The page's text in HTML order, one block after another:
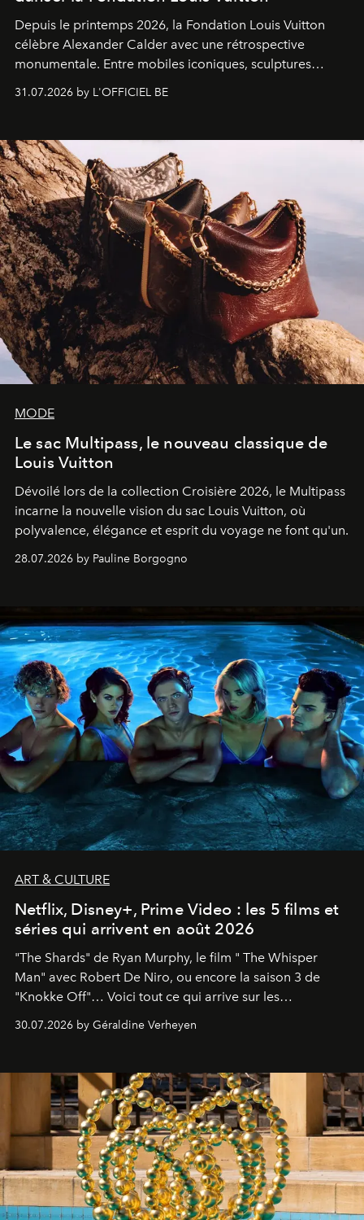
Depuis le printemps 2026, la Fondation Louis Vuitton
célèbre Alexander Calder avec une rétrospective
monumentale. Entre mobiles iconiques, sculptures
américain investit les espaces imaginés par Frank Gehry
sculpture.
31.07.2026 by L'OFFICIEL BE
MODE
Le sac Multipass, le nouveau classique de
Louis Vuitton
Dévoilé lors de la collection Croisière 2026, le Multipass
incarne la nouvelle vision du sac Louis Vuitton, où
polyvalence, élégance et esprit du voyage ne font qu'un.
28.07.2026 by Pauline Borgogno
ART & CULTURE
Netflix, Disney+, Prime Video : les 5 films et
séries qui arrivent en août 2026
"The Shards" de Ryan Murphy, le film " The Whisper
Man" avec Robert De Niro, ou encore la saison 3 de
"Knokke Off"… Voici tout ce qui arrive sur les
30.07.2026 by Géraldine Verheyen